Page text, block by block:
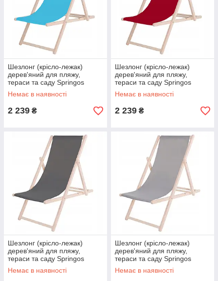
Шезлонг (крісло-лежак)
дерев'яний для пляжу,
тераси та саду Springos
DC0001 BLUE
Немає в наявності
2 239 ₴
Шезлонг (крісло-лежак)
дерев'яний для пляжу,
тераси та саду Springos
DC0001 BURGUND
Немає в наявності
2 239 ₴
Шезлонг (крісло-лежак)
дерев'яний для пляжу,
тераси та саду Springos
DC0001 GR
Немає в наявності
Шезлонг (крісло-лежак)
дерев'яний для пляжу,
тераси та саду Springos
DC0001 GRAY
Немає в наявності